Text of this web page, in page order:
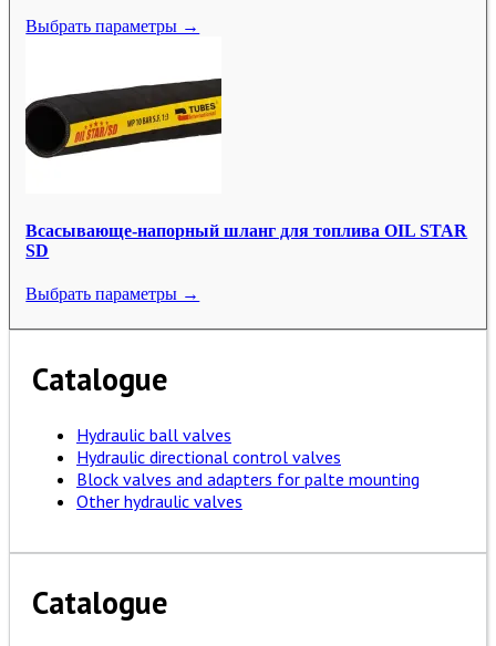
Выбрать параметры →
Всасывающе-напорный шланг для топлива OIL STAR
SD
Выбрать параметры →
Catalogue
Hydraulic ball valves
Hydraulic directional control valves
Block valves and adapters for palte mounting
Other hydraulic valves
Catalogue